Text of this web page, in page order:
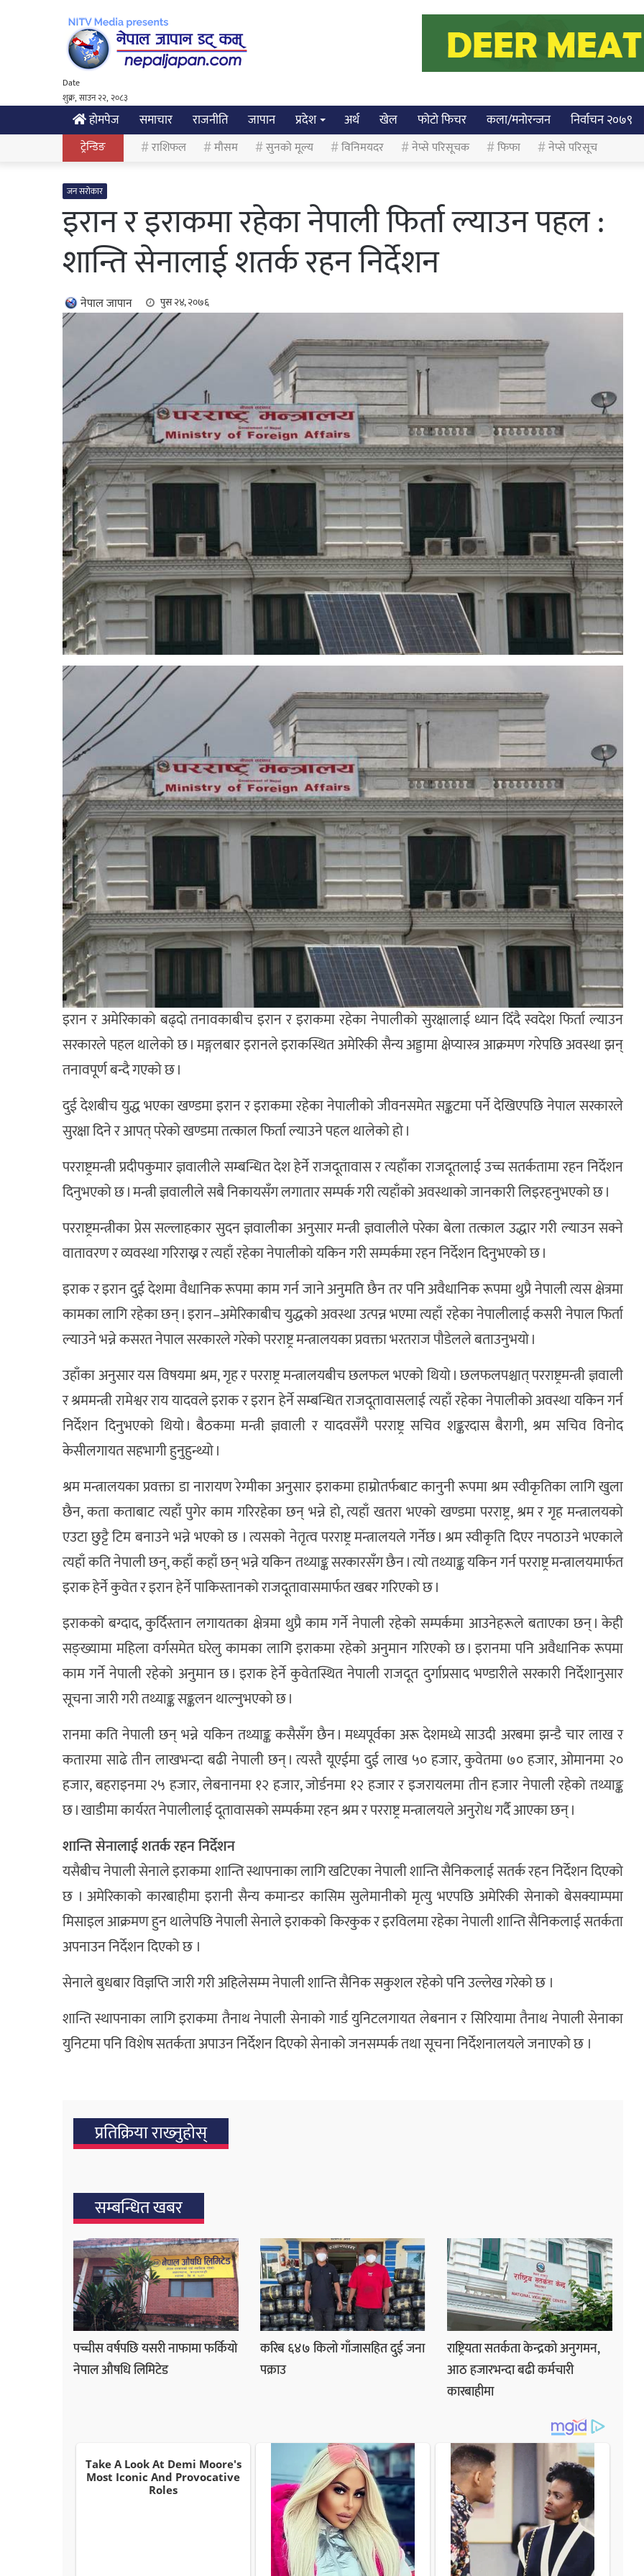
Date
शुक्र, साउन २२, २०८३
होमपेज समाचार राजनीति जापान प्रदेश अर्थ खेल फोटो फिचर कला/मनोरन्जन निर्वाचन २०७९
ट्रेन्डिङ राशिफल मौसम सुनको मूल्य विनिमयदर नेप्से परिसूचक फिफा नेप्से परिसूच
जन सरोकार
इरान र इराकमा रहेका नेपाली फिर्ता ल्याउन पहल :
शान्ति सेनालाई शतर्क रहन निर्देशन
नेपाल जापान पुस २४, २०७६
इरान र अमेरिकाको बढ्दो तनावकाबीच इरान र इराकमा रहेका नेपालीको सुरक्षालाई ध्यान दिँदै स्वदेश फिर्ता ल्याउन
सरकारले पहल थालेको छ । मङ्गलबार इरानले इराकस्थित अमेरिकी सैन्य अड्डामा क्षेप्यास्त्र आक्रमण गरेपछि अवस्था झन्
तनावपूर्ण बन्दै गएको छ ।
दुई देशबीच युद्ध भएका खण्डमा इरान र इराकमा रहेका नेपालीको जीवनसमेत सङ्कटमा पर्ने देखिएपछि नेपाल सरकारले
सुरक्षा दिने र आपत् परेको खण्डमा तत्काल फिर्ता ल्याउने पहल थालेको हो ।
परराष्ट्रमन्त्री प्रदीपकुमार ज्ञवालीले सम्बन्धित देश हेर्ने राजदूतावास र त्यहाँका राजदूतलाई उच्च सतर्कतामा रहन निर्देशन
दिनुभएको छ । मन्त्री ज्ञवालीले सबै निकायसँग लगातार सम्पर्क गरी त्यहाँको अवस्थाको जानकारी लिइरहनुभएको छ ।
परराष्ट्रमन्त्रीका प्रेस सल्लाहकार सुदन ज्ञवालीका अनुसार मन्त्री ज्ञवालीले परेका बेला तत्काल उद्धार गरी ल्याउन सक्ने
वातावरण र व्यवस्था गरिराख्न र त्यहाँ रहेका नेपालीको यकिन गरी सम्पर्कमा रहन निर्देशन दिनुभएको छ ।
इराक र इरान दुई देशमा वैधानिक रूपमा काम गर्न जाने अनुमति छैन तर पनि अवैधानिक रूपमा थुप्रै नेपाली त्यस क्षेत्रमा
कामका लागि रहेका छन् । इरान–अमेरिकाबीच युद्धको अवस्था उत्पन्न भएमा त्यहाँ रहेका नेपालीलाई कसरी नेपाल फिर्ता
ल्याउने भन्ने कसरत नेपाल सरकारले गरेको परराष्ट्र मन्त्रालयका प्रवक्ता भरतराज पौडेलले बताउनुभयो ।
उहाँका अनुसार यस विषयमा श्रम, गृह र परराष्ट्र मन्त्रालयबीच छलफल भएको थियो । छलफलपश्चात् परराष्ट्रमन्त्री ज्ञवाली
र श्रममन्त्री रामेश्वर राय यादवले इराक र इरान हेर्ने सम्बन्धित राजदूतावासलाई त्यहाँ रहेका नेपालीको अवस्था यकिन गर्न
निर्देशन दिनुभएको थियो । बैठकमा मन्त्री ज्ञवाली र यादवसँगै परराष्ट्र सचिव शङ्करदास बैरागी, श्रम सचिव विनोद
केसीलगायत सहभागी हुनुहुन्थ्यो ।
श्रम मन्त्रालयका प्रवक्ता डा नारायण रेग्मीका अनुसार इराकमा हाम्रोतर्फबाट कानुनी रूपमा श्रम स्वीकृतिका लागि खुला
छैन, कता कताबाट त्यहाँ पुगेर काम गरिरहेका छन् भन्ने हो, त्यहाँ खतरा भएको खण्डमा परराष्ट्र, श्रम र गृह मन्त्रालयको
एउटा छुट्टै टिम बनाउने भन्ने भएको छ । त्यसको नेतृत्व परराष्ट्र मन्त्रालयले गर्नेछ । श्रम स्वीकृति दिएर नपठाउने भएकाले
त्यहाँ कति नेपाली छन्, कहाँ कहाँ छन् भन्ने यकिन तथ्याङ्क सरकारसँग छैन । त्यो तथ्याङ्क यकिन गर्न परराष्ट्र मन्त्रालयमार्फत
इराक हेर्ने कुवेत र इरान हेर्ने पाकिस्तानको राजदूतावासमार्फत खबर गरिएको छ ।
इराकको बग्दाद, कुर्दिस्तान लगायतका क्षेत्रमा थुप्रै काम गर्ने नेपाली रहेको सम्पर्कमा आउनेहरूले बताएका छन् । केही
सङ्ख्यामा महिला वर्गसमेत घरेलु कामका लागि इराकमा रहेको अनुमान गरिएको छ । इरानमा पनि अवैधानिक रूपमा
काम गर्ने नेपाली रहेको अनुमान छ । इराक हेर्ने कुवेतस्थित नेपाली राजदूत दुर्गाप्रसाद भण्डारीले सरकारी निर्देशानुसार
सूचना जारी गरी तथ्याङ्क सङ्कलन थाल्नुभएको छ ।
रानमा कति नेपाली छन् भन्ने यकिन तथ्याङ्क कसैसँग छैन । मध्यपूर्वका अरू देशमध्ये साउदी अरबमा झन्डै चार लाख र
कतारमा साढे तीन लाखभन्दा बढी नेपाली छन् । त्यस्तै यूएईमा दुई लाख ५० हजार, कुवेतमा ७० हजार, ओमानमा २०
हजार, बहराइनमा २५ हजार, लेबनानमा १२ हजार, जोर्डनमा १२ हजार र इजरायलमा तीन हजार नेपाली रहेको तथ्याङ्क
छ । खाडीमा कार्यरत नेपालीलाई दूतावासको सम्पर्कमा रहन श्रम र परराष्ट्र मन्त्रालयले अनुरोध गर्दै आएका छन् ।
शान्ति सेनालाई शतर्क रहन निर्देशन
यसैबीच नेपाली सेनाले इराकमा शान्ति स्थापनाका लागि खटिएका नेपाली शान्ति सैनिकलाई सतर्क रहन निर्देशन दिएको
छ । अमेरिकाको कारबाहीमा इरानी सैन्य कमान्डर कासिम सुलेमानीको मृत्यु भएपछि अमेरिकी सेनाको बेसक्याम्पमा
मिसाइल आक्रमण हुन थालेपछि नेपाली सेनाले इराकको किरकुक र इरविलमा रहेका नेपाली शान्ति सैनिकलाई सतर्कता
अपनाउन निर्देशन दिएको छ ।
सेनाले बुधबार विज्ञप्ति जारी गरी अहिलेसम्म नेपाली शान्ति सैनिक सकुशल रहेको पनि उल्लेख गरेको छ ।
शान्ति स्थापनाका लागि इराकमा तैनाथ नेपाली सेनाको गार्ड युनिटलगायत लेबनान र सिरियामा तैनाथ नेपाली सेनाका
युनिटमा पनि विशेष सतर्कता अपाउन निर्देशन दिएको सेनाको जनसम्पर्क तथा सूचना निर्देशनालयले जनाएको छ ।
प्रतिक्रिया राख्‍नुहोस्
सम्बन्धित खबर
पच्चीस वर्षपछि यसरी नाफामा फर्कियो
नेपाल औषधि लिमिटेड
करिब ६४७ किलो गाँजासहित दुई जना
पक्राउ
राष्ट्रियता सतर्कता केन्द्रको अनुगमन,
आठ हजारभन्दा बढी कर्मचारी
कारबाहीमा